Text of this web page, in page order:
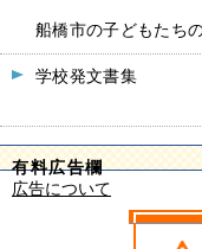
船橋市の子どもたち
学校発文書集
有料広告欄
広告について